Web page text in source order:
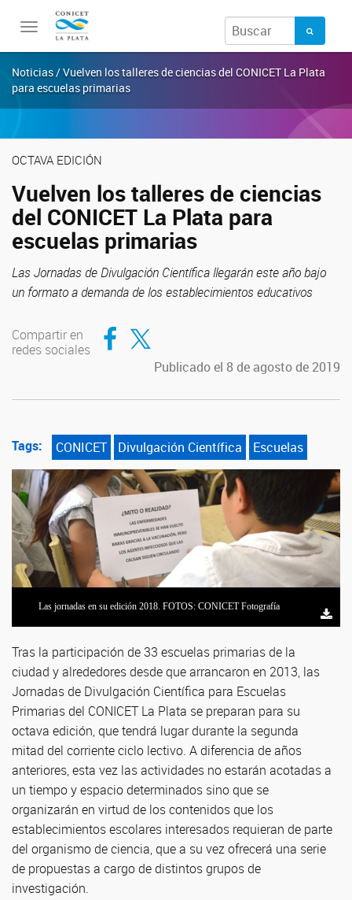
Toggle
navigation
Noticias / Vuelven los talleres de ciencias del CONICET La Plata
para escuelas primarias
OCTAVA EDICIÓN
Vuelven los talleres de ciencias
del CONICET La Plata para
escuelas primarias
Las Jornadas de Divulgación Científica llegarán este año bajo
un formato a demanda de los establecimientos educativos
Compartir en
redes sociales
Compartir en Facebook
Compartir en Twitter
Publicado el 8 de agosto de 2019
Tags: CONICET Divulgación Científica Escuelas
Las jornadas en su edición 2018. FOTOS: CONICET Fotografía
Las jornadas en su edición 2018. FOTOS: CONICET Fotografía
Tras la participación de 33 escuelas primarias de la
ciudad y alrededores desde que arrancaron en 2013, las
Jornadas de Divulgación Científica para Escuelas
Primarias del CONICET La Plata se preparan para su
octava edición, que tendrá lugar durante la segunda
mitad del corriente ciclo lectivo. A diferencia de años
anteriores, esta vez las actividades no estarán acotadas a
un tiempo y espacio determinados sino que se
organizarán en virtud de los contenidos que los
establecimientos escolares interesados requieran de parte
del organismo de ciencia, que a su vez ofrecerá una serie
de propuestas a cargo de distintos grupos de
investigación.